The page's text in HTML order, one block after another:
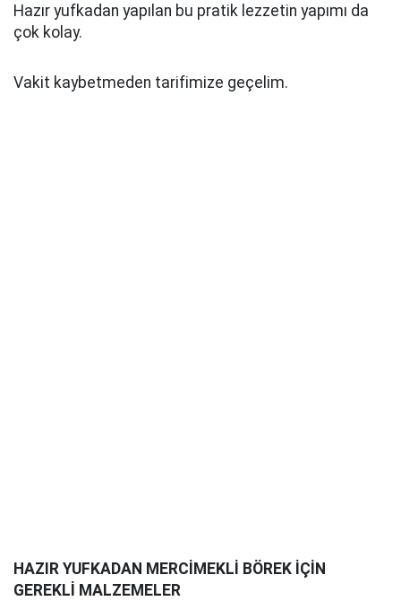
Hazır yufkadan yapılan bu pratik lezzetin yapımı da
çok kolay.
Vakit kaybetmeden tarifimize geçelim.
HAZIR YUFKADAN MERCİMEKLİ BÖREK İÇİN
GEREKLİ MALZEMELER